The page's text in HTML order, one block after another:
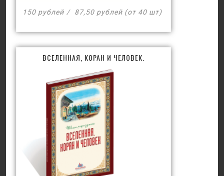
150 рублей 87,50 рублей (от 40 шт)
ВСЕЛЕННАЯ, КОРАН И ЧЕЛОВЕК.